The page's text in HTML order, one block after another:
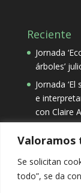
Valoramos
Se solicitan
todo”, se da
Reciente
Jornada
árboles’
Jornada
e
con Claire
Categorías